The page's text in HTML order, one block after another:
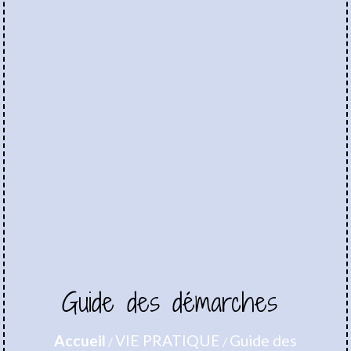
Guide des démarches
Accueil /VIE PRATIQUE / Guide des